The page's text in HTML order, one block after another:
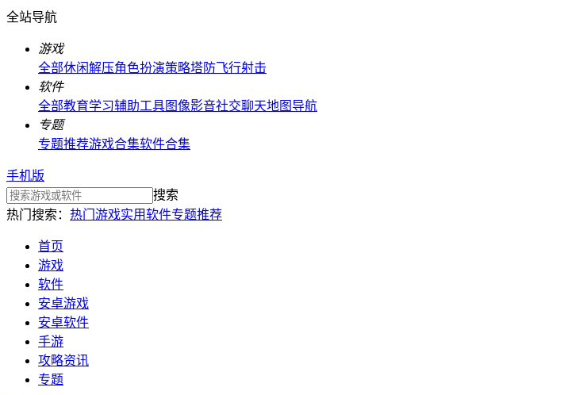
全站导航
游戏
全部休闲解压角色扮演策略塔防飞行射击
软件
全部教育学习辅助工具图像影音社交聊天地图导航
专题
专题推荐游戏合集软件合集
手机版
搜索
热门搜索： 热门游戏实用软件专题推荐
首页
游戏
软件
安卓游戏
安卓软件
手游
攻略资讯
专题